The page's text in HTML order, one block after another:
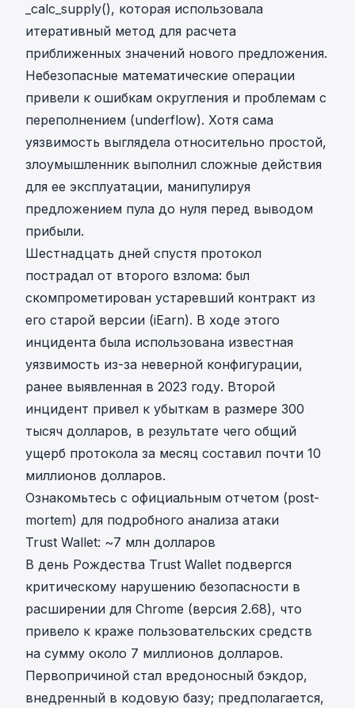
_calc_supply(), которая использовала
итеративный метод для расчета
приближенных значений нового предложения.
Небезопасные математические операции
привели к ошибкам округления и проблемам с
переполнением (underflow). Хотя сама
уязвимость выглядела относительно простой,
злоумышленник выполнил сложные действия
для ее эксплуатации, манипулируя
предложением пула до нуля перед выводом
прибыли.
Шестнадцать дней спустя протокол
пострадал от второго взлома: был
скомпрометирован устаревший контракт из
его старой версии (iEarn). В ходе этого
инцидента была использована известная
уязвимость из-за неверной конфигурации,
ранее выявленная в 2023 году. Второй
инцидент привел к убыткам в размере 300
тысяч долларов, в результате чего общий
ущерб протокола за месяц составил почти 10
миллионов долларов.
Ознакомьтесь с официальным отчетом (post-
mortem) для подробного анализа атаки
Trust Wallet: ~7 млн долларов
В день Рождества Trust Wallet подвергся
критическому нарушению безопасности в
расширении для Chrome (версия 2.68), что
привело к краже пользовательских средств
на сумму около 7 миллионов долларов.
Первопричиной стал вредоносный бэкдор,
внедренный в кодовую базу; предполагается,